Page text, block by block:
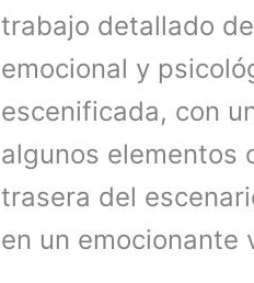
trabajo detallado
emocional y
escenificada, con
algunos elementos
trasera del
en un emocionante